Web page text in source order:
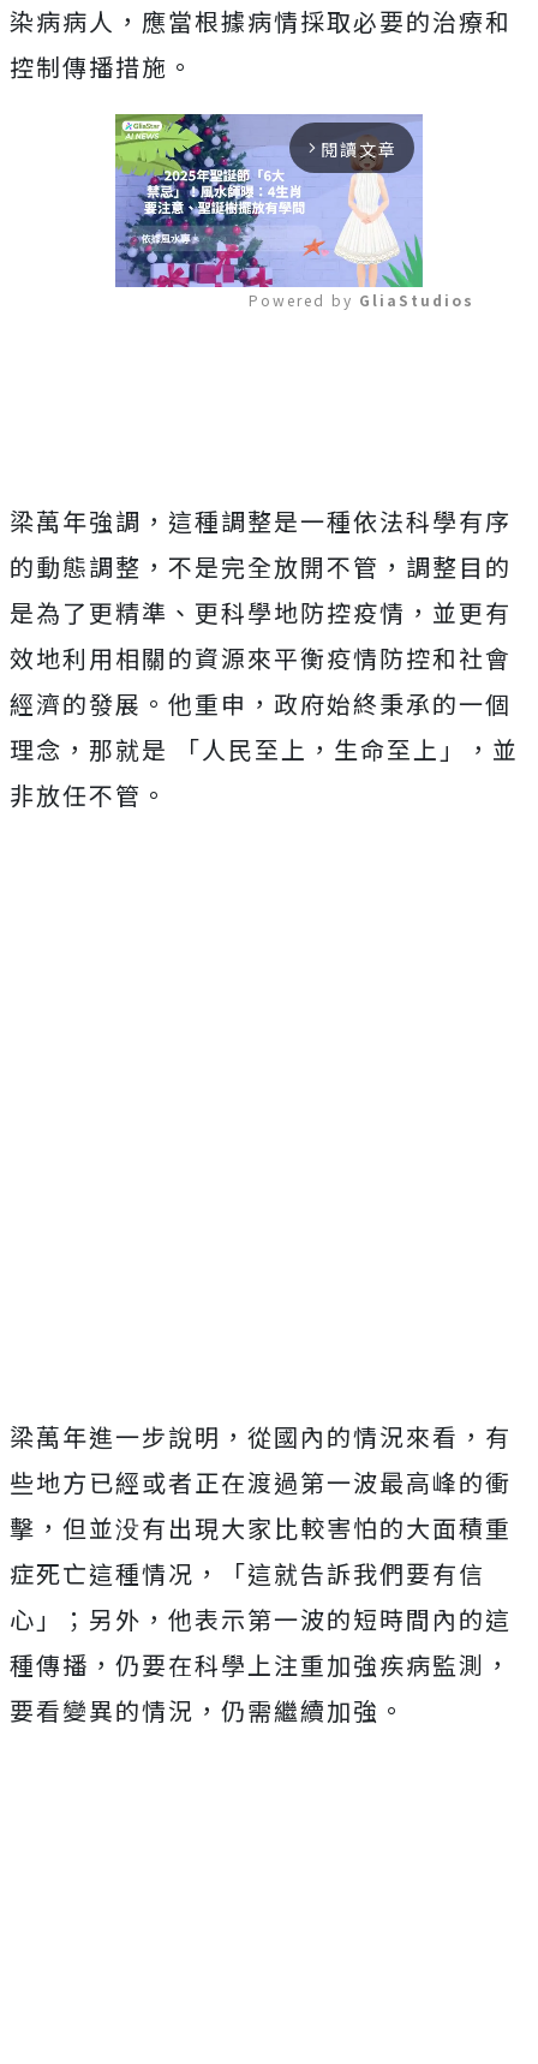
染病病人，應當根據病情採取必要的治療和
控制傳播措施。
arrow_forward_ios 閱讀文章
Powered by GliaStudios
梁萬年強調，這種調整是一種依法科學有序
的動態調整，不是完全放開不管，調整目的
是為了更精準、更科學地防控疫情，並更有
效地利用相關的資源來平衡疫情防控和社會
經濟的發展。他重申，政府始終秉承的一個
理念，那就是 「人民至上，生命至上」，並
非放任不管。
梁萬年進一步說明，從國內的情況來看，有
些地方已經或者正在渡過第一波最高峰的衝
擊，但並没有出現大家比較害怕的大面積重
症死亡這種情况，「這就告訴我們要有信
心」；另外，他表示第一波的短時間內的這
種傳播，仍要在科學上注重加強疾病監測，
要看變異的情況，仍需繼續加強。